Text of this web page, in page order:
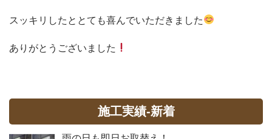
スッキリしたととても喜んでいただきました
ありがとうございました
施工実績-新着